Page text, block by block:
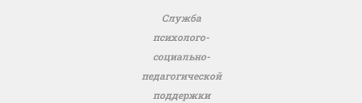
Служба
психолого-
социально-
педагогической
поддержки